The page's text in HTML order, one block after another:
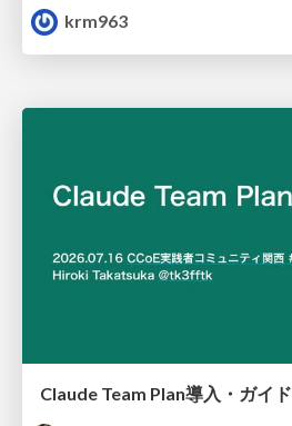
krm963
Claude Team Plan導入・ガイド